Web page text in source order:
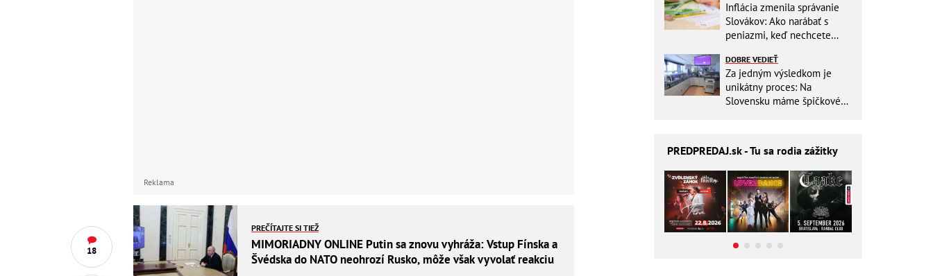
18
Reklama
PREČÍTAJTE SI TIEŽ
MIMORIADNY ONLINE Putin sa znovu vyhráža: Vstup Fínska a
Švédska do NATO neohrozí Rusko, môže však vyvolať reakciu
Inflácia zmenila správanie
Slovákov: Ako narábať s
peniazmi, keď nechcete
DOBRE VEDIEŤ
Za jedným výsledkom je
unikátny proces: Na
Slovensku máme špičkové
PREDPREDAJ.sk - Tu sa rodia zážitky